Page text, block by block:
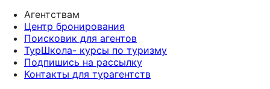
Агентствам
Центр бронирования
Поисковик для агентов
ТурШкола- курсы по туризму
Подпишись на рассылку
Контакты для турагентств